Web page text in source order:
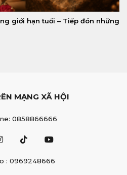
giới hạn tuổi – Tiếp đón những
MẠNG XÃ HỘI
0858866666
: 0969248666